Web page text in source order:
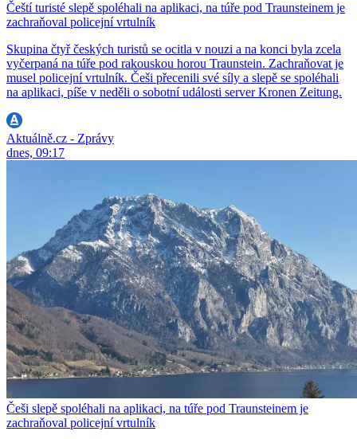
Čeští turisté slepě spoléhali na aplikaci, na túře pod Traunsteinem je
zachraňoval policejní vrtulník
Skupina čtyř českých turistů se ocitla v nouzi a na konci byla zcela
vyčerpaná na túře pod rakouskou horou Traunstein. Zachraňovat je
musel policejní vrtulník. Češi přecenili své síly a slepě se spoléhali
na aplikaci, píše v neděli o sobotní události server Kronen Zeitung.
Aktuálně.cz - Zprávy
dnes, 09:17
Češi slepě spoléhali na aplikaci, na túře pod Traunsteinem je
zachraňoval policejní vrtulník